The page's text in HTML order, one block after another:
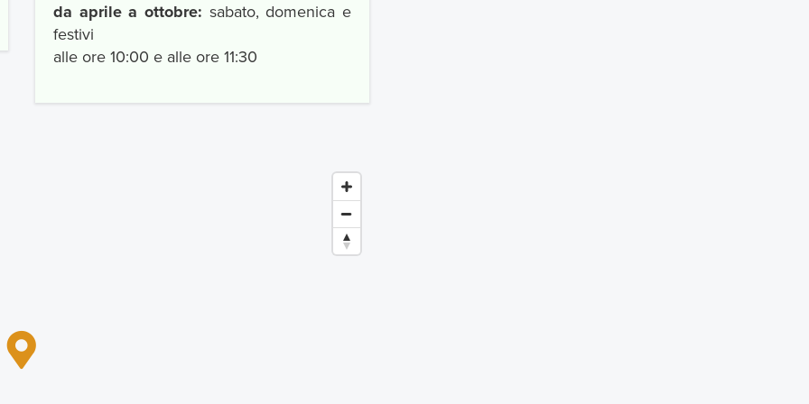
da aprile a ottobre: sabato, domenica e
festivi
alle ore 10:00 e alle ore 11:30